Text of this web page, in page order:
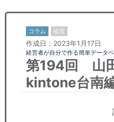
日本人にPR
コンサルティング
リサーチ
コラム 経営
作成日：2023年1月17日
経営者が自分で作る簡単データ
第194回 山
kintone台南